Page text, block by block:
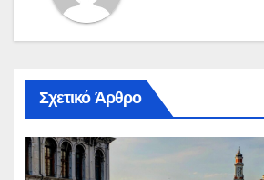
Σχετικό Άρθρο